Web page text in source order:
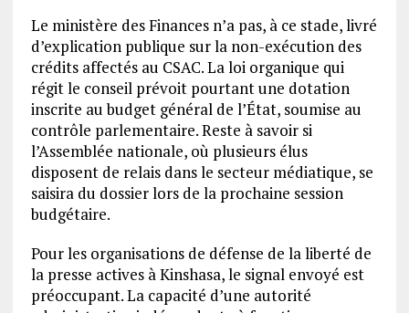
Le ministère des Finances n’a pas, à ce stade, livré
d’explication publique sur la non-exécution des
crédits affectés au CSAC. La loi organique qui
régit le conseil prévoit pourtant une dotation
inscrite au budget général de l’État, soumise au
contrôle parlementaire. Reste à savoir si
l’Assemblée nationale, où plusieurs élus
disposent de relais dans le secteur médiatique, se
saisira du dossier lors de la prochaine session
budgétaire.
Pour les organisations de défense de la liberté de
la presse actives à Kinshasa, le signal envoyé est
préoccupant. La capacité d’une autorité